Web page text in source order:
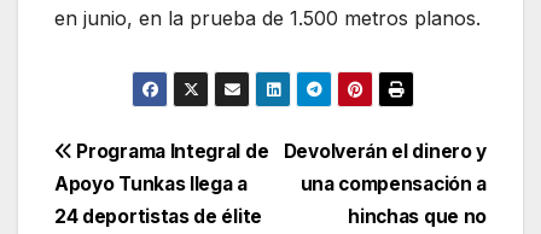
en junio, en la prueba de 1.500 metros planos.
Navegación
de
Devolverán el dinero y
una compensación a
hinchas que no
Programa Integral de
Apoyo Tunkas llega a
24 deportistas de élite